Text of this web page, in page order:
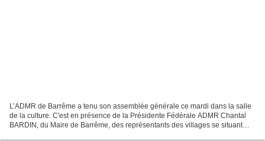
L’ADMR de Barrême a tenu son assemblée générale ce mardi dans la salle
de la culture. C'est en présence de la Présidente Fédérale ADMR Chantal
BARDIN, du Maire de Barrême, des représentants des villages se situant